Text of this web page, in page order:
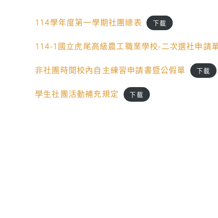
114學年度第一學期社團總表 下載
114-1國立虎尾高級農工職業學校-二次選社申請
非社團時間校內自主練習申請書暨公假單 下載
學生社團活動補充規定 下載